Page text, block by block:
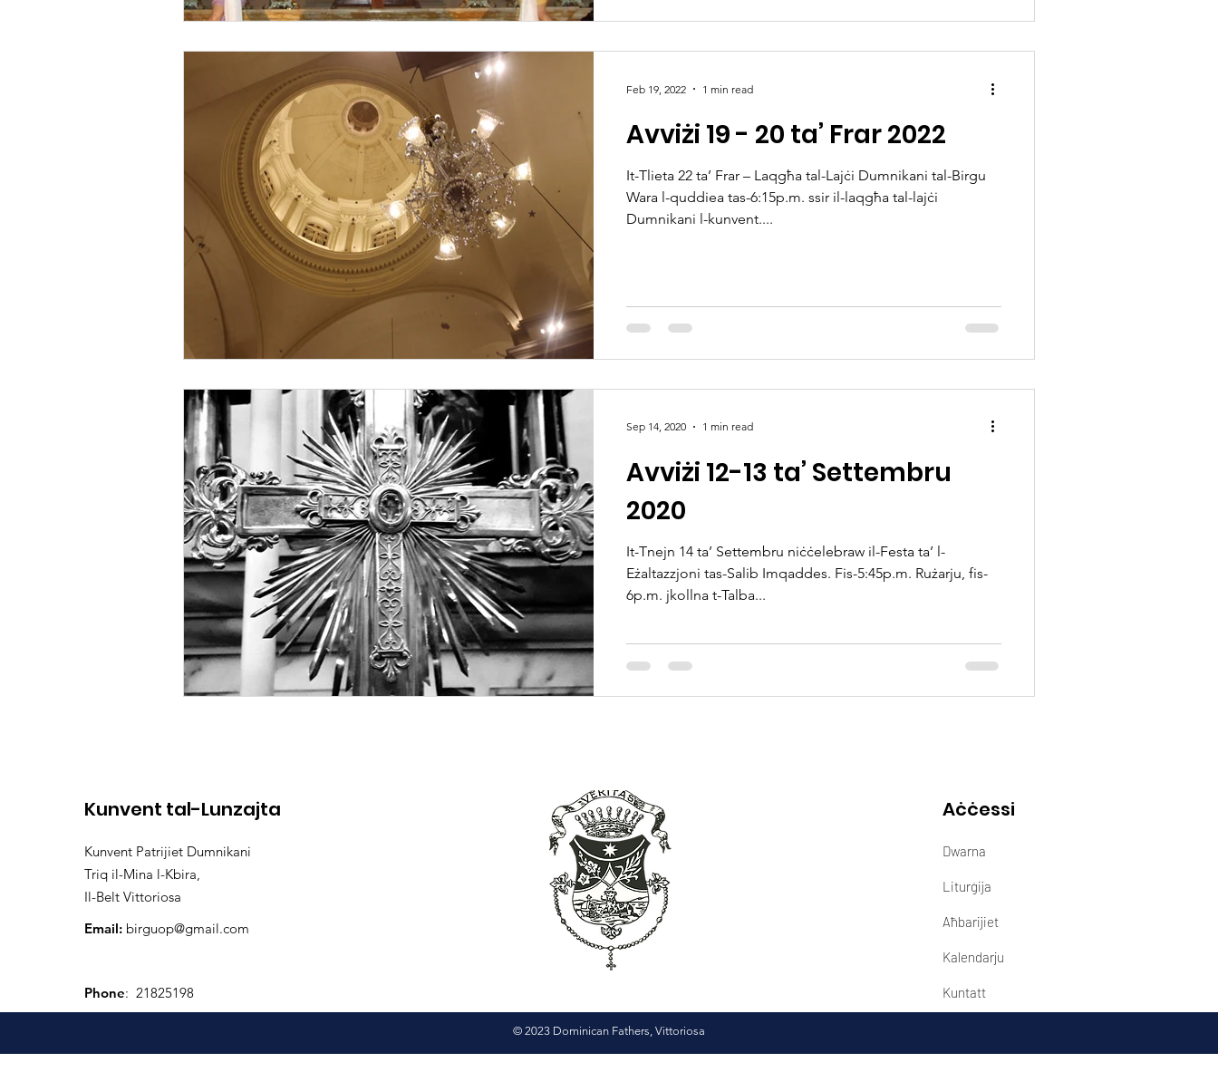
Avviżi 19 - 20 ta’ Frar 2022
It-Tlieta 22 ta’ Frar – Laqgħa tal-Lajċi Dumnikani tal-Birgu
Wara l-quddiea tas-6:15p.m. ssir il-laqgħa tal-lajċi
Dumnikani l-kunvent....
Feb 19, 2022 1 min read
Avviżi 12-13 ta’ Settembru
2020
It-Tnejn 14 ta’ Settembru niċċelebraw il-Festa ta’ l-
Eżaltazzjoni tas-Salib Imqaddes. Fis-5:45p.m. Rużarju, fis-
6p.m. jkollna t-Talba...
Sep 14, 2020 1 min read
Kunvent tal-Lunzajta
Kunvent Patrijiet Dumnikani
Triq il-Mina l-Kbira,
Il-Belt Vittoriosa
Email: birguop@gmail.com
Phone: 21825198
Aċċessi
Dwarna
Liturġija
Aħbarijiet
Kalendarju
Kuntatt
© 2023 Dominican Fathers, Vittoriosa